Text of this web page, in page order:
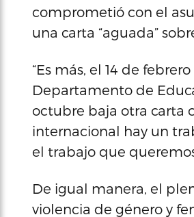
comprometió con el
una carta “aguada”
“Es más, el 14 de
Departamento de
octubre baja otra carta
internacional hay un
el trabajo que
De igual manera, el
violencia de género y